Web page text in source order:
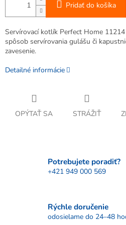
Pridať do košíka
Servírovací kotlík Perfect Home
spôsob servírovania gulášu či
zavesenie.
Detailné informácie
OPÝTAŤ SA STRÁŽIŤ
Potrebujete poradiť?
+421 949 000 569
Rýchle doručenie
odosielame do 24–48